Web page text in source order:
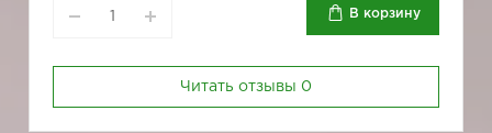
В корзину
Читать отзывы 0